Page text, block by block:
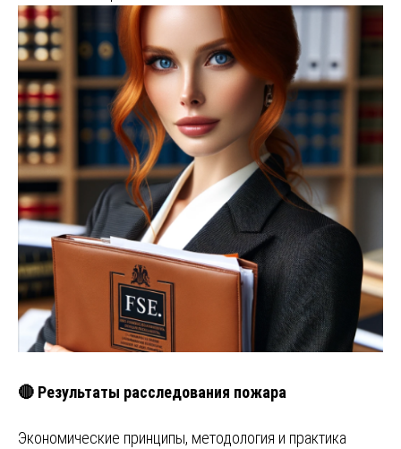
🔴 Результаты расследования пожара
Экономические принципы, методология и практика